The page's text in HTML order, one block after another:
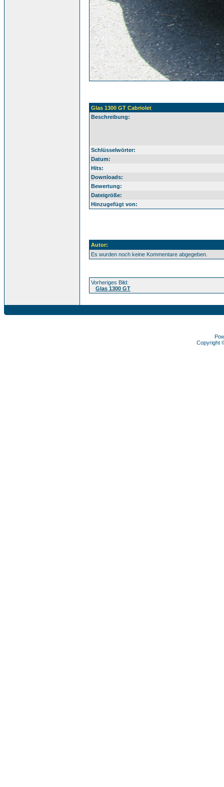
Glas 1300 GT Cabriolet
Beschreibung:
Schlüsselwörter:
Datum:
Hits:
Downloads:
Bewertung:
Dateigröße:
Hinzugefügt von:
Autor:
Es wurden noch keine Kommentare abgegeben.
Vorheriges Bild:
Glas 1300 GT
Copyright